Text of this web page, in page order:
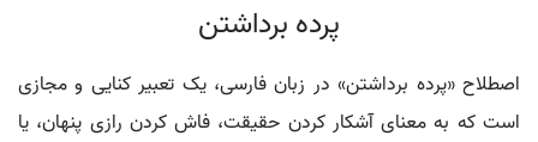
پرده برداشتن
اصطلاح «پرده برداشتن» در زبان فارسی، یک تعبیر کنایی و مجازی
است که به معنای آشکار کردن حقیقت، فاش کردن رازی پنهان، یا